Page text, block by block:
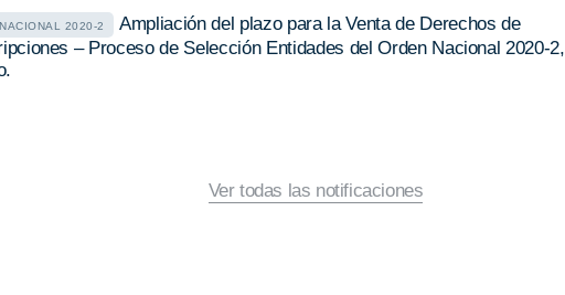
2020-2
Ampliación del plazo para la Venta de Derechos de
– Proceso de Selección Entidades del Orden Nacional 2020-2,
Ver todas las notificaciones